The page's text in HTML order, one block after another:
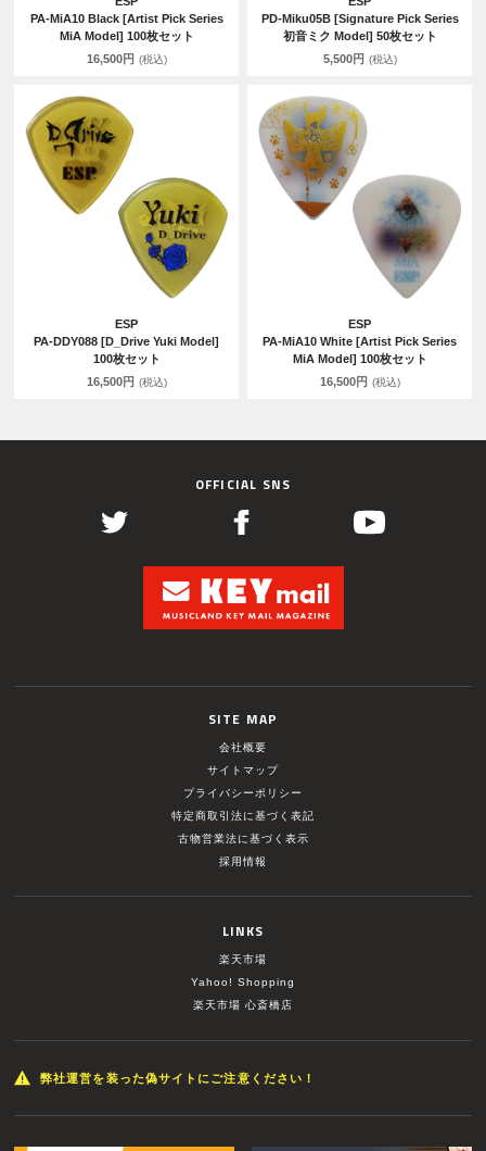
PA-MiA10 Black [Artist Pick Series
MiA Model] 100枚セット
16,500円 (税込)
PD-Miku05B [Signature Pick Series
初音ミク Model] 50枚セット
5,500円 (税込)
ESP
PA-DDY088 [D_Drive Yuki Model]
100枚セット
16,500円 (税込)
ESP
PA-MiA10 White [Artist Pick Series
MiA Model] 100枚セット
16,500円 (税込)
OFFICIAL SNS
SITE MAP
会社概要
サイトマップ
プライバシーポリシー
特定商取引法に基づく表記
古物営業法に基づく表示
採用情報
LINKS
楽天市場
Yahoo! Shopping
楽天市場 心斎橋店
弊社運営を装った偽サイトにご注意ください！